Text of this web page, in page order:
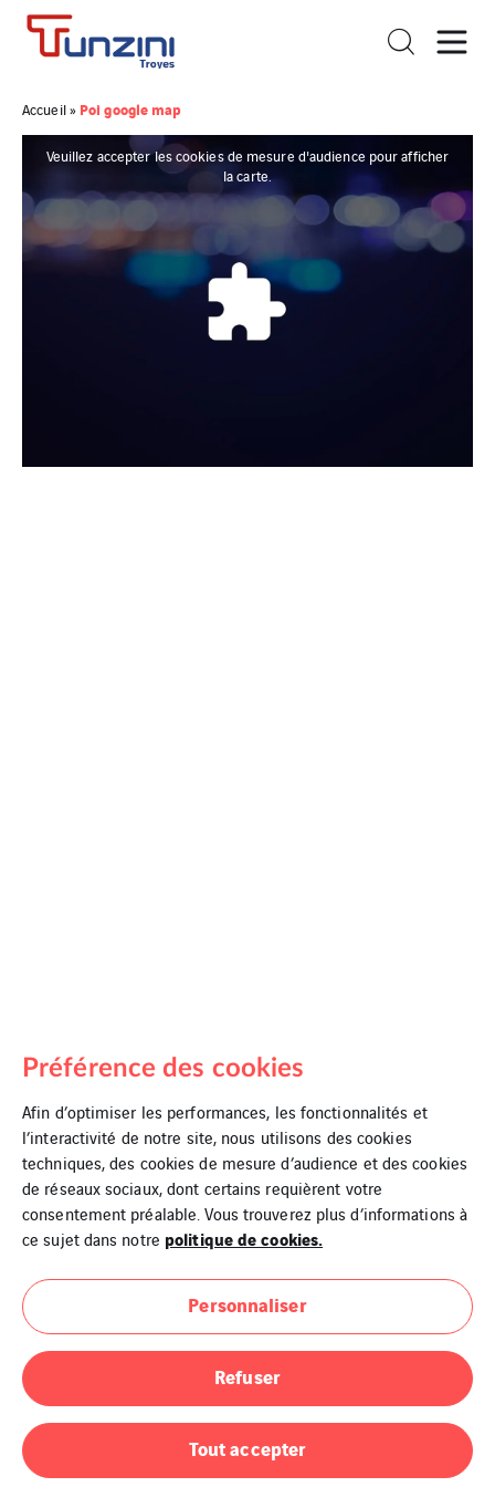
Accueil» Poi google map
Veuillez accepter les cookies de mesure d'audience pour afficher
la carte.
Préférence des cookies
Afin d’optimiser les performances, les fonctionnalités et
l’interactivité de notre site, nous utilisons des cookies
techniques, des cookies de mesure d’audience et des cookies
de réseaux sociaux, dont certains requièrent votre
consentement préalable. Vous trouverez plus d’informations à
ce sujet dans notre politique de cookies.
Personnaliser
Refuser
Tout accepter